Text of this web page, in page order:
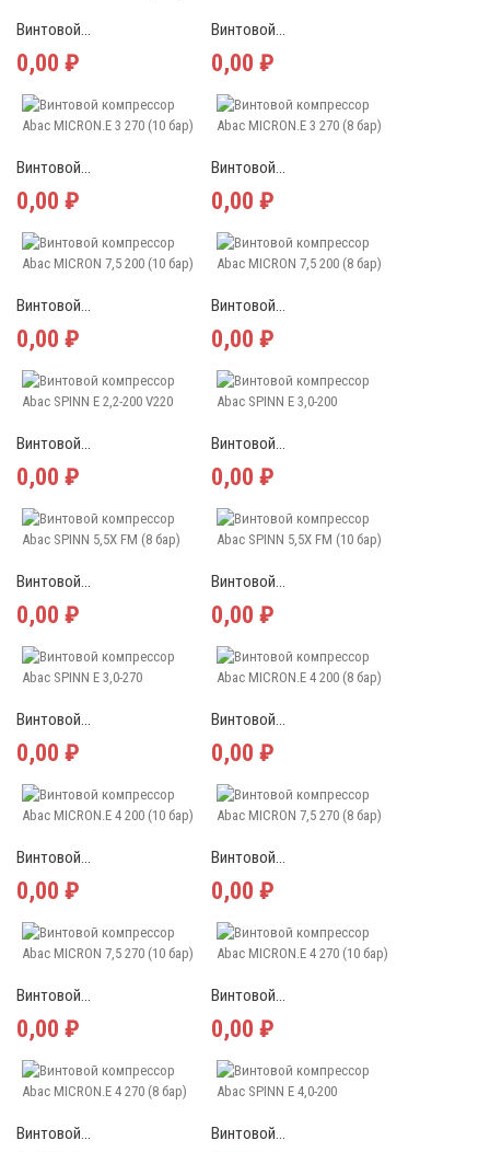
Винтовой...
0,00 ₽
Винтовой...
0,00 ₽
Винтовой...
0,00 ₽
Винтовой...
0,00 ₽
Винтовой...
0,00 ₽
Винтовой...
0,00 ₽
Винтовой...
0,00 ₽
Винтовой...
0,00 ₽
Винтовой...
0,00 ₽
Винтовой...
0,00 ₽
Винтовой...
0,00 ₽
Винтовой...
0,00 ₽
Винтовой...
0,00 ₽
Винтовой...
0,00 ₽
Винтовой...
0,00 ₽
Винтовой...
0,00 ₽
Винтовой... Винтовой...